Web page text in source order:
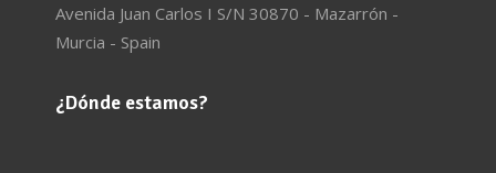
Avenida Juan Carlos I S/N 30870 - Mazarrón -
Murcia - Spain
¿Dónde estamos?